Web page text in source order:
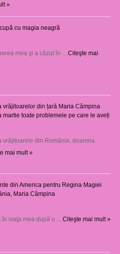
»
cu magia neagră
mea şi a căzut în … Citeşte mai
vrăjitoarelor din țară Maria Câmpina
martie toate problemele pe care le aveți
vrăjitoarele din România, doamna
mai mult »
din America pentru Regina Magiei
Maria Câmpina
viaţa mea după o … Citeşte mai mult »